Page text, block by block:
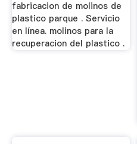
fabricacion de molinos de
plastico parque . Servicio
en línea. molinos para la
recuperacion del plastico .